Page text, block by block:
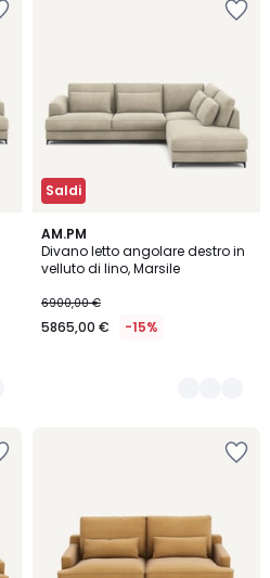
Saldi
AM.PM
Divano letto angolare destro in
velluto di lino, Marsile
6900,00 €
5865,00 € -15%
5
Colori